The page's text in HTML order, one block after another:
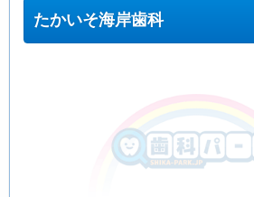
たかいそ海岸歯科